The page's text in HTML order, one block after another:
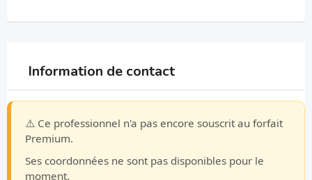
Information de contact
⚠️ Ce professionnel n'a pas encore souscrit au forfait
Premium.
Ses coordonnées ne sont pas disponibles pour le
moment.